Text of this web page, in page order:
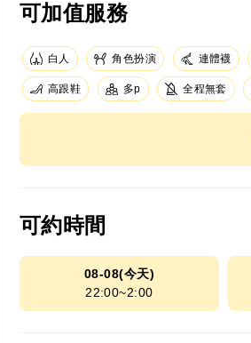
可加值服務
白人 角色扮演 連體襪
高跟鞋 多p 全程無套
可約時間
08-08(今天)
22:00~2:00